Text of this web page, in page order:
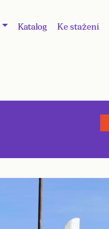
Katalog Ke stažení